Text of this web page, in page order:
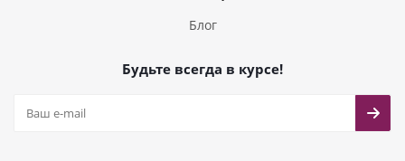
Блог
Будьте всегда в курсе!